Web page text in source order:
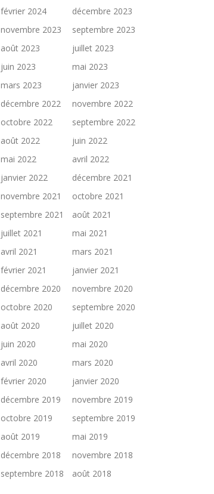
février 2024
décembre 2023
novembre 2023
septembre 2023
août 2023
juillet 2023
juin 2023
mai 2023
mars 2023
janvier 2023
décembre 2022
novembre 2022
octobre 2022
septembre 2022
août 2022
juin 2022
mai 2022
avril 2022
janvier 2022
décembre 2021
novembre 2021
octobre 2021
septembre 2021
août 2021
juillet 2021
mai 2021
avril 2021
mars 2021
février 2021
janvier 2021
décembre 2020
novembre 2020
octobre 2020
septembre 2020
août 2020
juillet 2020
juin 2020
mai 2020
avril 2020
mars 2020
février 2020
janvier 2020
décembre 2019
novembre 2019
octobre 2019
septembre 2019
août 2019
mai 2019
décembre 2018
novembre 2018
septembre 2018
août 2018